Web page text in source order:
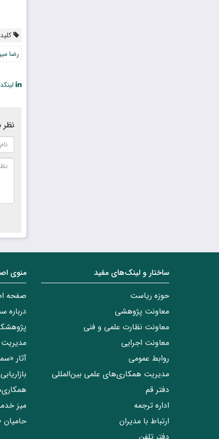
رضا
نظر
ساختار‌‌ و‌‌ لینک‌های مفید
حوزه ریاست
معاونت پژوهشی
معاونت نظارت علمی و فنی
معاونت اجرایی
روابط عمومی
مدیریت همکاری‌های علمی بین‌المللی
دفتر قم
اداره ترجمه
ارتباط با مدیران
منوی
صفحه
درباره
آثار
میز